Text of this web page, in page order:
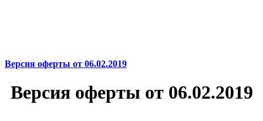
Версия оферты от 06.02.2019
Версия оферты от 06.02.2019